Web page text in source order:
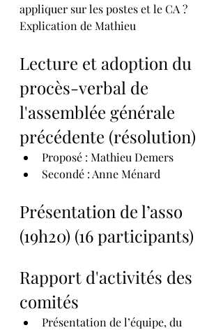
appliquer sur les postes et le CA ?
Explication de Mathieu
Lecture et adoption du
procès-verbal de
l'assemblée générale
précédente (résolution)
Proposé : Mathieu Demers
Secondé : Anne Ménard
Présentation de l’asso
(19h20) (16 participants)
Rapport d'activités des
comités
Présentation de l’équipe, du